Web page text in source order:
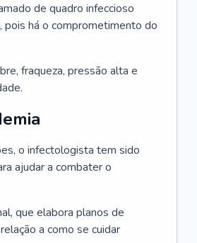
de quadro infeccioso
pois há o comprometimento do
fraqueza, pressão alta e
o infectologista tem sido
ajudar a combater o
que elabora planos de
a como se cuidar